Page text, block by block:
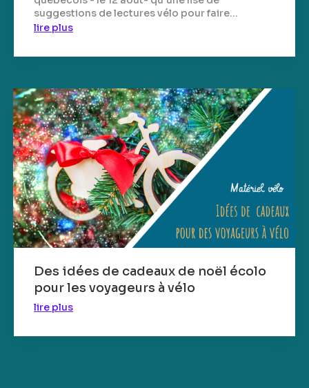
suggestions de lectures vélo pour faire...
lire plus
Des idées de cadeaux de noël écolo
pour les voyageurs à vélo
lire plus